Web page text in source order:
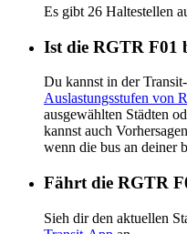
Es gibt 26 Haltestellen
Ist die RGTR F01
Du kannst in der
Auslastungsstufen von
ausgewählten Städten
kannst auch
wenn die bus an deiner
Fährt die RGTR
Sieh dir den aktuellen